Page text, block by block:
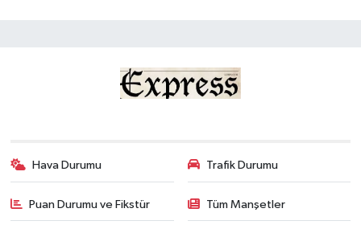
Hava Durumu Trafik Durumu
Puan Durumu ve Fikstür Tüm Manşetler